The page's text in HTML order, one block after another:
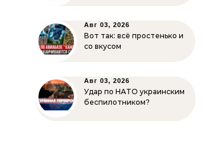
Авг 03, 2026
Вот так: всё простенько и
со вкусом
Авг 03, 2026
Удар по НАТО украинским
беспилотником?